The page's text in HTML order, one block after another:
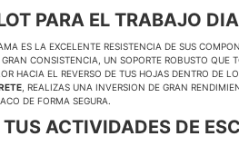
PARA EL TRABAJO
ES LA EXCELENTE RESISTENCIA DE SUS
CONSISTENCIA, UN SOPORTE ROBUSTO QUE
HACIA EL REVERSO DE TUS HOJAS DENTRO DE
, REALIZAS UNA INVERSION DE GRAN
DE FORMA SEGURA.
ACTIVIDADES DE